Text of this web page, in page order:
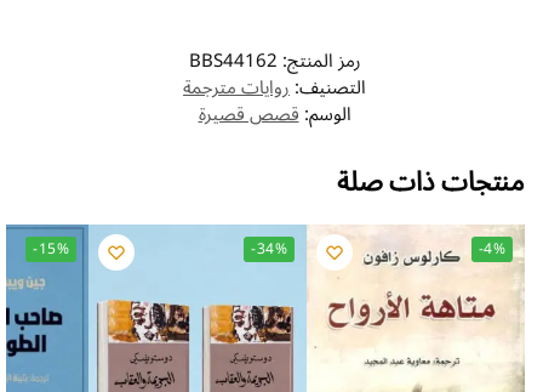
رمز المنتج:BBS44162
التصنيف:روايات مترجمة
الوسم:قصص قصيرة
منتجات ذات صلة
-4%
-34%
-15%